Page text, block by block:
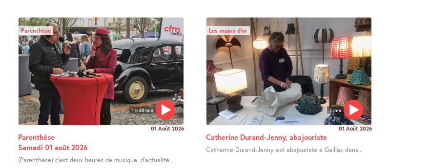
1 h 60 min
Parenthèse
01 Août 2026
Parenthèse
Samedi 01 août 2026
(Parenthèse) c’est deux heures de musique, d’actualité...
7 min
Les mains d’or
01 Août 2026
Catherine Durand-Jenny, abajouriste
Catherine Durand-Jenny est abajouriste à Gaillac dans...